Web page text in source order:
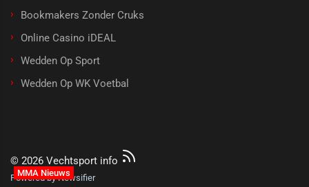
MMA Nieuws
Bookmakers Zonder Cruks
Online Casino iDEAL
Wedden Op Sport
Wedden Op WK Voetbal
© 2026 Vechtsport info
Powered by Newsifier